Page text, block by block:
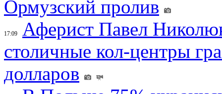
Ормузский пролив
17:09
Аферист Павел
столичные кол-центры
долларов